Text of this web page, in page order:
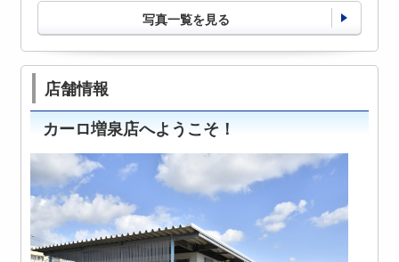
写真一覧を見る
店舗情報
カーロ増泉店へようこそ！